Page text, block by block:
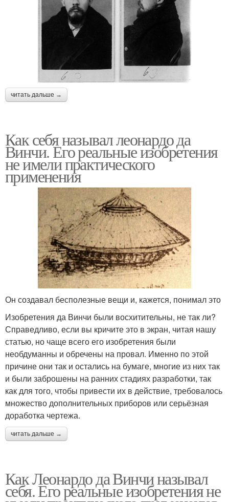
читать дальше →
Как себя называл леонардо да
Винчи. Его реальные изобретения
не имели практического
применения
Он создавал бесполезные вещи и, кажется, понимал это
Изобретения да Винчи были восхитительны, не так ли?
Справедливо, если вы кричите это в экран, читая нашу
статью, но чаще всего его изобретения были
необдуманны и обречены на провал. Именно по этой
причине они так и остались на бумаге, многие из них так
и были заброшены на ранних стадиях разработки, так
как для того, чтобы привести их в действие, требовалось
множество дополнительных приборов или серьёзная
доработка чертежа.
читать дальше →
Как Леонардо да Винчи называл
себя. Его реальные изобретения не